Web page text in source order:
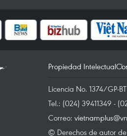
Propiedad Intelectual
Licencia No. 1374/GP-
Tel.: (024) 39411349 -
Correo:
© Derechos de autor